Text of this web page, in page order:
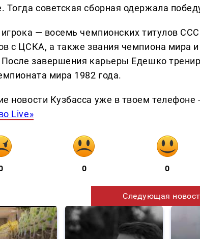
Тогда советская сборная одержала
— восемь чемпионских титулов
с ЦСКА, а также звания чемпиона мира
После завершения карьеры Едешко
мира 1982 года.
новости Кузбасса уже в твоем телефоне
Live»
0 0
Следующая